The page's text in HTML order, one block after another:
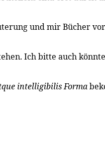
und mir Bücher
Ich bitte auch
intelligibilis Forma